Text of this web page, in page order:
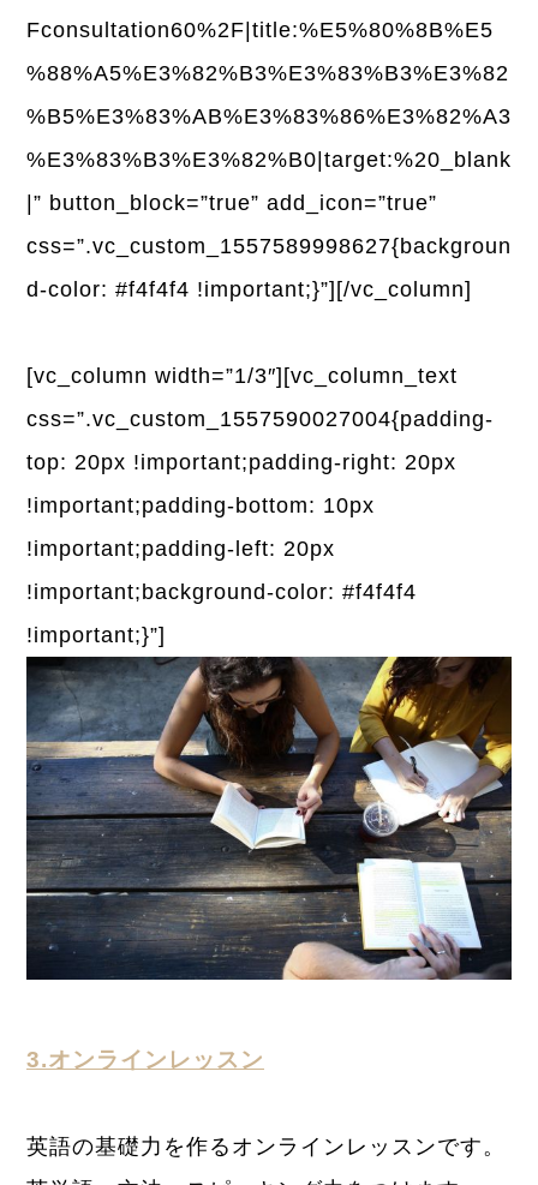
Fconsultation60%2F|title:%E5%80%8B%E5
%88%A5%E3%82%B3%E3%83%B3%E3%82
%B5%E3%83%AB%E3%83%86%E3%82%A3
%E3%83%B3%E3%82%B0|target:%20_blank
|” button_block=”true” add_icon=”true”
css=”.vc_custom_1557589998627{backgroun
d-color: #f4f4f4 !important;}”][/vc_column]
[vc_column width=”1/3″][vc_column_text
css=”.vc_custom_1557590027004{padding-
top: 20px !important;padding-right: 20px
!important;padding-bottom: 10px
!important;padding-left: 20px
!important;background-color: #f4f4f4
!important;}”]
3.オンラインレッスン
英語の基礎力を作るオンラインレッスンです。